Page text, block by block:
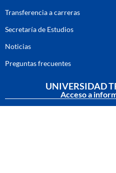
Transferencia a carreras
Secretaría de Estudios
Noticias
Preguntas frecuentes
UNIVERSIDAD
Acceso a